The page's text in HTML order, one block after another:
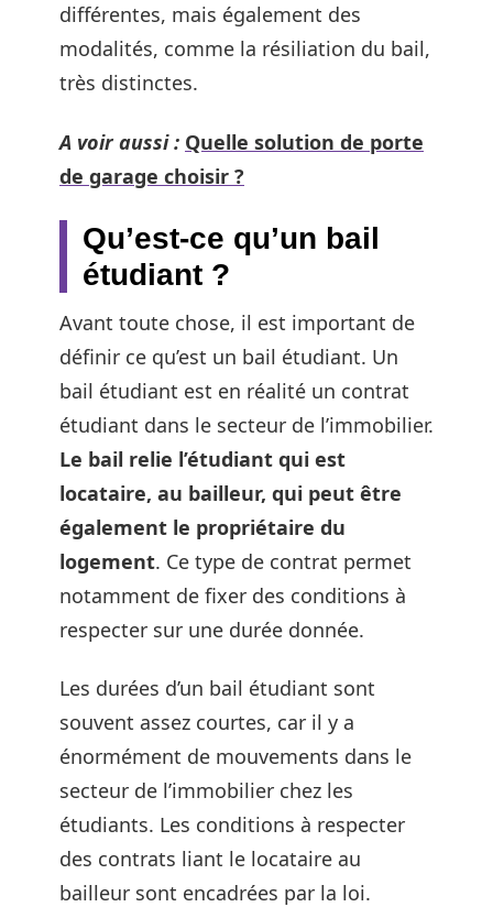
différentes, mais également des
modalités, comme la résiliation du bail,
très distinctes.
A voir aussi : Quelle solution de porte
de garage choisir ?
Qu’est-ce qu’un bail
étudiant ?
Avant toute chose, il est important de
définir ce qu’est un bail étudiant. Un
bail étudiant est en réalité un contrat
étudiant dans le secteur de l’immobilier.
Le bail relie l’étudiant qui est
locataire, au bailleur, qui peut être
également le propriétaire du
logement. Ce type de contrat permet
notamment de fixer des conditions à
respecter sur une durée donnée.
Les durées d’un bail étudiant sont
souvent assez courtes, car il y a
énormément de mouvements dans le
secteur de l’immobilier chez les
étudiants. Les conditions à respecter
des contrats liant le locataire au
bailleur sont encadrées par la loi.